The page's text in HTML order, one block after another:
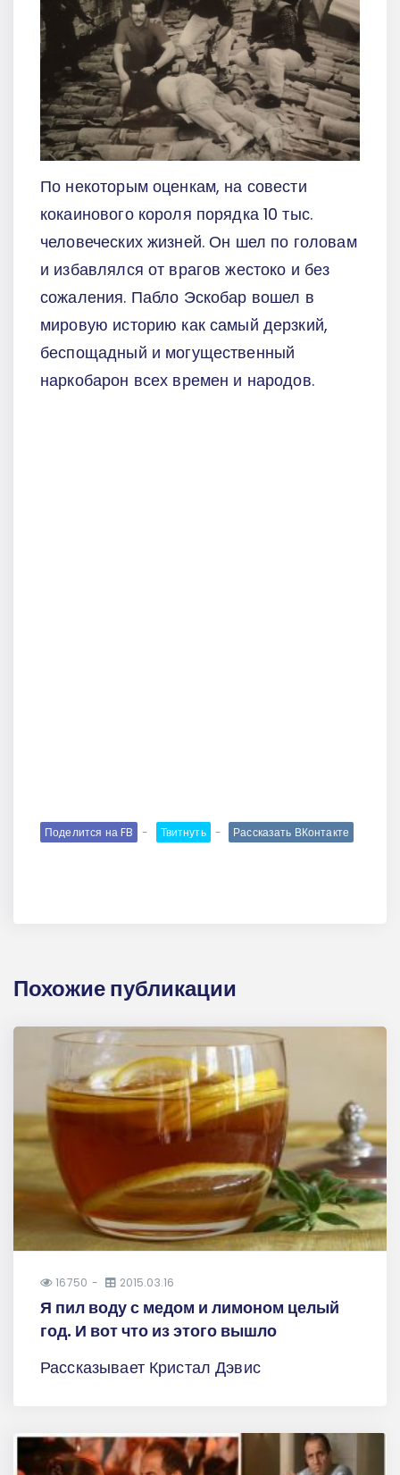
По некоторым оценкам, на совести
кокаинового короля порядка 10 тыс.
человеческих жизней. Он шел по головам
и избавлялся от врагов жестоко и без
сожаления. Пабло Эскобар вошел в
мировую историю как самый дерзкий,
беспощадный и могущественный
наркобарон всех времен и народов.
Поделится на FB Твитнуть Рассказать ВКонтакте
Похожие публикации
16750 2015.03.16
Я пил воду с медом и лимоном целый
год. И вот что из этого вышло
Рассказывает Кристал Дэвис